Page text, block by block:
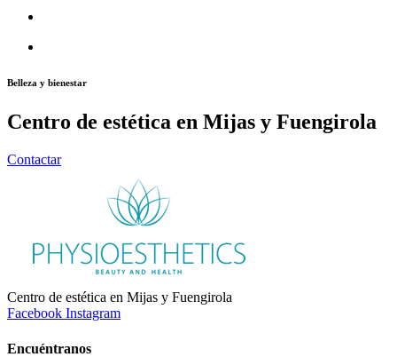
Belleza y bienestar
Centro de estética en Mijas y Fuengirola
Contactar
Centro de estética en Mijas y Fuengirola
Facebook Instagram
Encuéntranos